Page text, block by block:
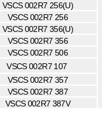
VSCS 002R7 256(U)
VSCS 002R7 256
VSCS 002R7 356(U)
VSCS 002R7 356
VSCS 002R7 506
VSCS 002R7 107
VSCS 002R7 357
VSCS 002R7 387
VSCS 002R7 387V